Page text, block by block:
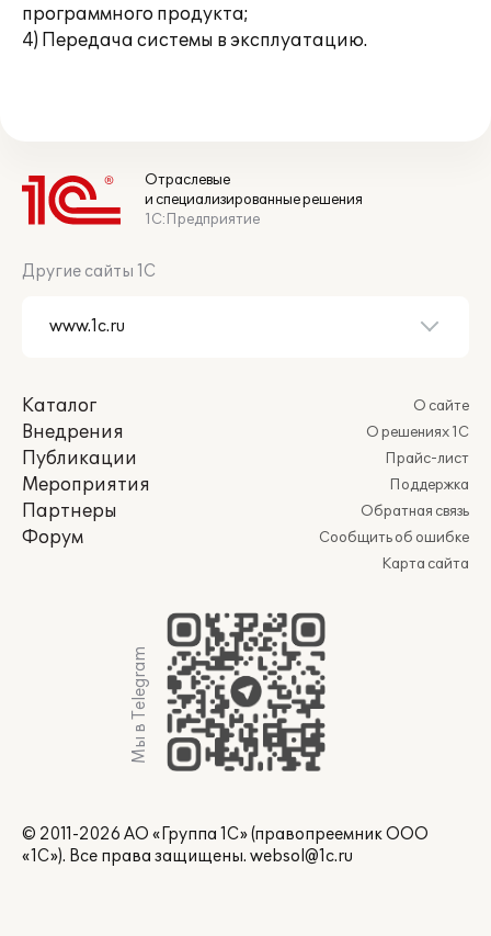
программного продукта;
4) Передача системы в эксплуатацию.
Отраслевые
и специализированные решения
1С:Предприятие
Другие сайты 1С
Каталог
Внедрения
Публикации
Мероприятия
Партнеры
Форум
О сайте
О решениях 1С
Прайс-лист
Поддержка
Обратная связь
Сообщить об ошибке
Карта сайта
Мы в Telegram
© 2011-2026 АО «Группа 1С» (правопреемник ООО
«1С»). Все права защищены. websol@1c.ru